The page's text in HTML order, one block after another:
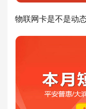
物联网卡是不是动